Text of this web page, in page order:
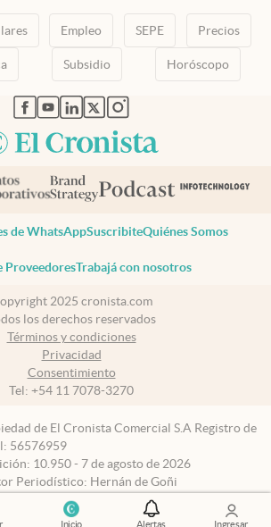
Inicio Alertas Ingresar
Empleo SEPE Precios
Subsidio Horóscopo
abre en nueva pestaña
abre en nueva pestaña
abre en nueva pestaña
abre en nueva pestaña
abre en nueva pestaña
de WhatsAppSuscribiteQuiénes Somos
ProveedoresTrabajá con nosotros
2025 cronista.com
los derechos reservados
Términos y condiciones
Privacidad
Consentimiento
Tel: +54 11 7078-3270
de El Cronista Comercial S.A Registro de
56576959
10.950 - 7 de agosto de 2026
Periodístico: Hernán de Goñi